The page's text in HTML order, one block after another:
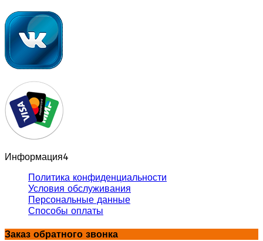
Информация4
Политика конфиденциальности
Условия обслуживания
Персональные данные
Способы оплаты
Заказ обратного звонка